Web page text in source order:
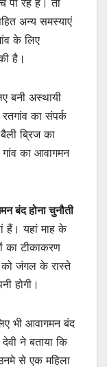
अन्य समस्याएं
के लिए
है।
बनी अस्थायी
का संपर्क
ब्रिज का
गांव का आवागमन
बंद होना चुनौती
हैं। यहां माह के
का टीकाकरण
को जंगल के रास्ते
होगी।
भी आवागमन बंद
ने बताया कि
से एक महिला